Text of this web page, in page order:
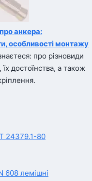
анкера:
особливості монтажу
про різновиди
їх достоїнства, а також
24379.1-80
608 лемішні